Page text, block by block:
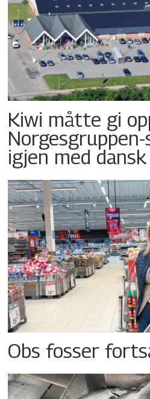
Kiwi måtte gi
igjen med
Obs fosser